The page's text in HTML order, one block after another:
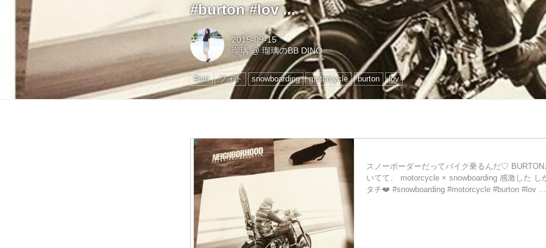
#burton #lov ...
2015-09-15
瑠璃@瑠璃のBB DINO
#ruri フォト snowboarding motorcycle burton lov
スノーボーダーだってバイク乗るんだ♡
いてて、 motorcycle × snowboarding 感激した し
タチ❤️ #snowboarding #motorcycle #burton #lov ...